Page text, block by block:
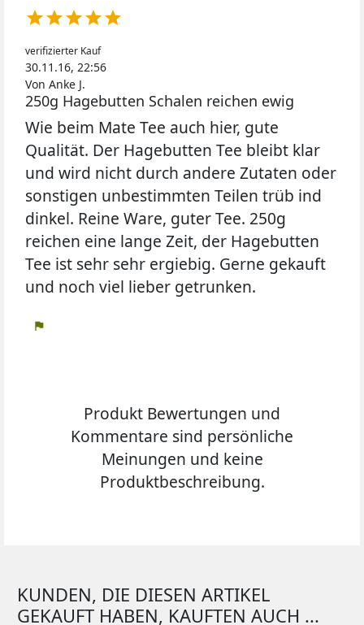

verifizierter Kauf
30.11.16, 22:56
Von Anke J.
250g Hagebutten Schalen reichen ewig
Wie beim Mate Tee auch hier, gute
Qualität. Der Hagebutten Tee bleibt klar
und wird nicht durch andere Zutaten oder
sonstigen unbestimmten Teilen trüb ind
dinkel. Reine Ware, guter Tee. 250g
reichen eine lange Zeit, der Hagebutten
Tee ist sehr sehr ergiebig. Gerne gekauft
und noch viel lieber getrunken.
flag
Produkt Bewertungen und
Kommentare sind persönliche
Meinungen und keine
Produktbeschreibung.
KUNDEN, DIE DIESEN ARTIKEL
GEKAUFT HABEN, KAUFTEN AUCH ...